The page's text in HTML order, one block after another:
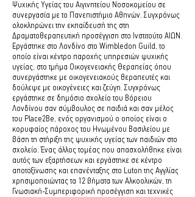
Ψυχικής Υγείας του Αιγινητείου Νοσοκομείου σε
συνεργασία με το Πανεπιστήμιο Αθηνών. Συγχρόνως
ολοκληρώνει την εκπαίδευσή της στη
Δραματοθεραπευτική προσέγγιση στο Ινστιτούτο ΑΙΩΝ.
Εργάστηκε στο Λονδίνο στο Wimbledon Guild, το
οποίο είναι κέντρο παροχής υπηρεσιών ψυχικής
υγείας, στο τμήμα Οικογενειακής Θεραπείας όπου
συνεργάστηκε με οικογενειακούς θεραπευτές και
δούλεψε με οικογένειες και ζεύγη. Συγχρόνως
εργάστηκε σε δημόσιο σχολείο του Βόρειου
Λονδίνου σαν σύμβουλος σε παιδιά και σαν μέλος
του Place2Be, ενός οργανισμού ο οποίος είναι ο
κορυφαίος πάροχος του Ηνωμένου Βασιλείου με
βάση τη στήριξη της ψυχικής υγείας των παιδιών στο
σχολείο. Ένας άλλος τομέας που απασχολήθηκε είναι
αυτός των εξαρτήσεων και εργάστηκε σε κέντρο
αποτοξίνωσης και επανένταξης στο Luton της Αγγλίας
χρησιμοποιώντας τα 12 βήματα των Αλκοολικών, τη
Γνωσιακή-Συμπεριφορική προσέγγιση και τεχνικές